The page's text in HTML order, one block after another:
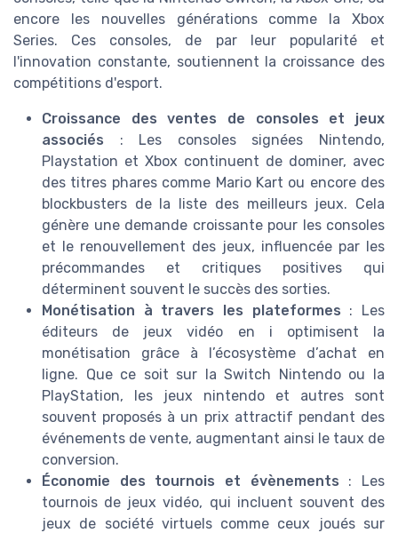
encore les nouvelles générations comme la Xbox
Series. Ces consoles, de par leur popularité et
l'innovation constante, soutiennent la croissance des
compétitions d'esport.
Croissance des ventes de consoles et jeux
associés : Les consoles signées Nintendo,
Playstation et Xbox continuent de dominer, avec
des titres phares comme Mario Kart ou encore des
blockbusters de la liste des meilleurs jeux. Cela
génère une demande croissante pour les consoles
et le renouvellement des jeux, influencée par les
précommandes et critiques positives qui
déterminent souvent le succès des sorties.
Monétisation à travers les plateformes : Les
éditeurs de jeux vidéo en i optimisent la
monétisation grâce à l’écosystème d’achat en
ligne. Que ce soit sur la Switch Nintendo ou la
PlayStation, les jeux nintendo et autres sont
souvent proposés à un prix attractif pendant des
événements de vente, augmentant ainsi le taux de
conversion.
Économie des tournois et évènements : Les
tournois de jeux vidéo, qui incluent souvent des
jeux de société virtuels comme ceux joués sur